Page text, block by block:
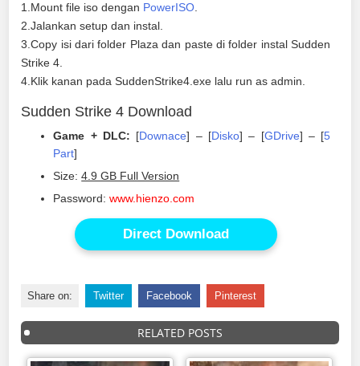
1.Mount file iso dengan PowerISO
2.Jalankan setup dan instal.
3.Copy isi dari folder Plaza dan paste di folder instal Sudden
Strike 4.
4.Klik kanan pada SuddenStrike4.exe lalu run as admin.
Sudden Strike 4 Download
Game + DLC: [Downace] – [Disko] – [GDrive] – [5
Part]
Size:4.9 GB Full Version
Password:www.hienzo.com
Direct Download
Share on: Twitter Facebook Pinterest
RELATED POSTS